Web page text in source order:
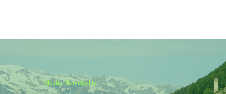
Mestia Municipality